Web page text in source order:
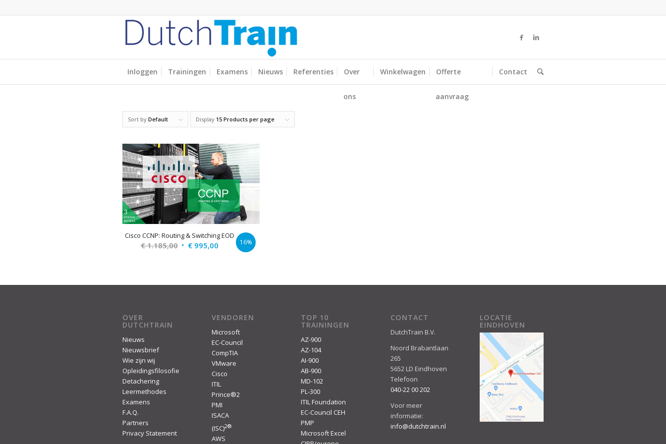
Inloggen Trainingen Examens Nieuws Referenties Over
ons
Winkelwagen Offerte
aanvraag
Contact
Sort by Default Display 15 Products per page
Cisco CCNP: Routing & Switching EOD
€1.185,00 Original
€995,00Current16%
OVER
DUTCHTRAIN
Nieuws
Nieuwsbrief
Wie zijn wij
Opleidingsfilosofie
Detachering
Leermethodes
Examens
F.A.Q.
Partners
Privacy Statement
VENDOREN
Microsoft
EC-Council
CompTIA
VMware
Cisco
ITIL
Prince®2
PMI
ISACA
(ISC)2®
AWS
TOP 10
TRAININGEN
AZ-900
AZ-104
AI-900
AB-900
MD-102
PL-300
ITIL Foundation
EC-Council CEH
PMP
Microsoft Excel
CONTACT
DutchTrain B.V.
Noord Brabantlaan
265
5652 LD Eindhoven
Telefoon
040-22 00 202
Voor meer
informatie:
info@dutchtrain.nl
LOCATIE
EINDHOVEN